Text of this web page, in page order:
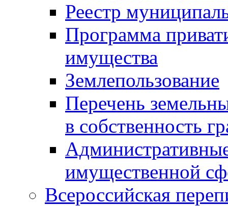
Реестр
Программа
имущества
Землепользование
Перечень
в собственность
имущественной
Всероссийская